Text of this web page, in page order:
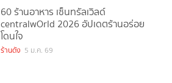
60 ร้านอาหาร เซ็นทรัลเวิลด์
centralwOrld 2026 อัปเดตร้านอร่อย
โดนใจ
ร้านดัง 5 ม.ค. 69